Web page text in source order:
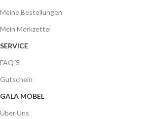
Meine Bestellungen
Mein Merkzettel
SERVICE
FAQ´S
Gutschein
GALA MÖBEL
Über Uns